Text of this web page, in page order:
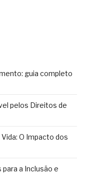
guia completo
pelos Direitos de
O Impacto dos
a Inclusão e